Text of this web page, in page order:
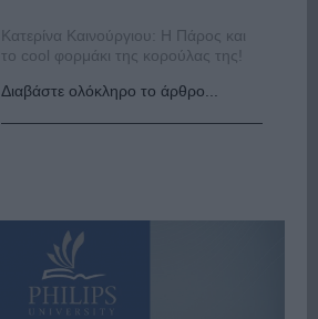
Κατερίνα Καινούργιου: Η Πάρος και
το cool φορμάκι της κορούλας της!
Διαβάστε ολόκληρο το άρθρο...